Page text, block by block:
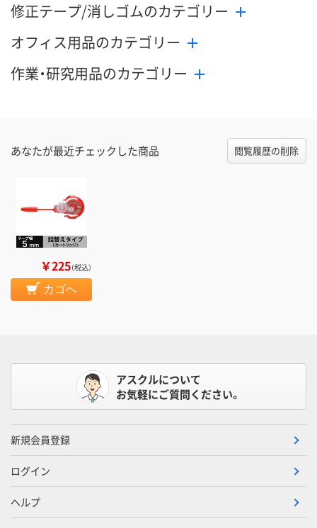
修正テープ/消しゴムのカテゴリー
オフィス用品のカテゴリー
作業・研究用品のカテゴリー
あなたが最近チェックした商品 閲覧履歴の削除
￥225（税込）
カゴへ
アスクルについて
お気軽にご質問ください。
新規会員登録
ログイン
ヘルプ